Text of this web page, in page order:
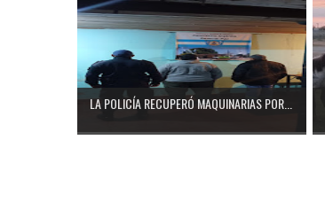
LA POLICÍA RECUPERÓ MAQUINARIAS POR...